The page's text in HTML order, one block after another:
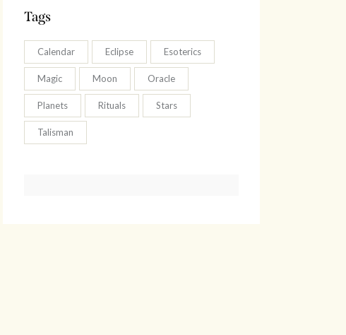
Tags
Calendar Eclipse Esoterics
Magic Moon Oracle
Planets Rituals Stars
Talisman